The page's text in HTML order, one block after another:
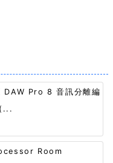
DAW Pro 8 音訊分離編
Room